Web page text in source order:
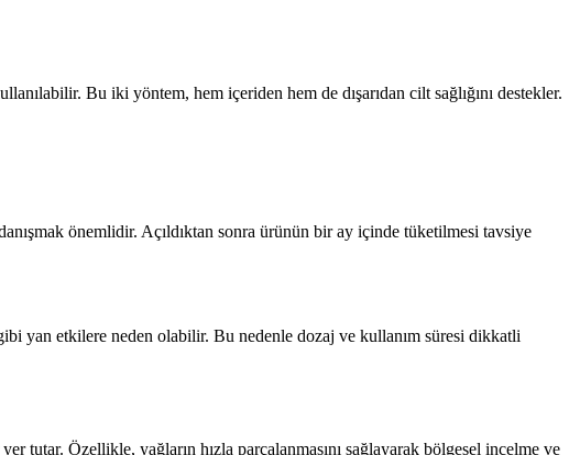
Bu iki yöntem, hem içeriden hem de dışarıdan cilt sağlığını destekler.
önemlidir. Açıldıktan sonra ürünün bir ay içinde tüketilmesi tavsiye
yan etkilere neden olabilir. Bu nedenle dozaj ve kullanım süresi dikkatli
tutar. Özellikle, yağların hızla parçalanmasını sağlayarak bölgesel incelme ve